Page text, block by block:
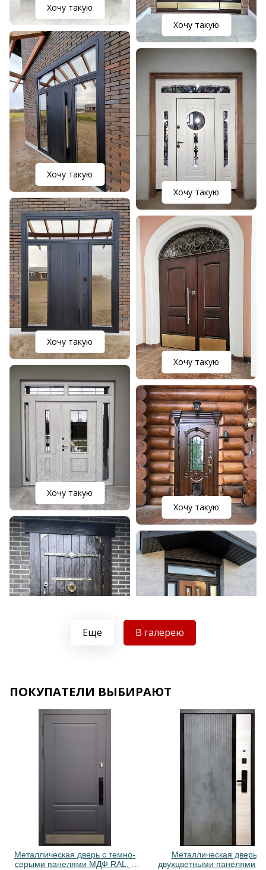
Хочу такую
Хочу такую
Хочу такую
Хочу такую
Хочу такую
Хочу такую
Хочу такую
Хочу такую
Хочу такую
Хочу такую
Еще В галерею
ПОКУПАТЕЛИ ВЫБИРАЮТ
Металлическая дверь с темно-
серыми панелями МДФ RAL, с
Металлическая дверь с
двухцветными панелями